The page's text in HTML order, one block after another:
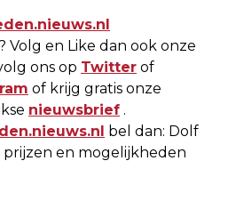
Volg en Like dan ook onze
ons op Twitter of
of krijg gratis onze
nieuwsbrief .
bel dan: Dolf
en mogelijkheden